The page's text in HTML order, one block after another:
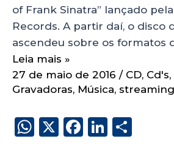
of Frank Sinatra” lançado
Records. A partir daí, o disco
ascendeu sobre os formatos
Leia mais »
27 de maio de 2016 / CD, Cd's,
Gravadoras, Música, streaming
W X
F
Li